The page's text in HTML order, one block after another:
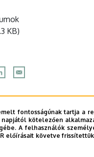
KB)
fontosságúnak tartja a
napjától kötelezően
A felhasználók
előírásait követve